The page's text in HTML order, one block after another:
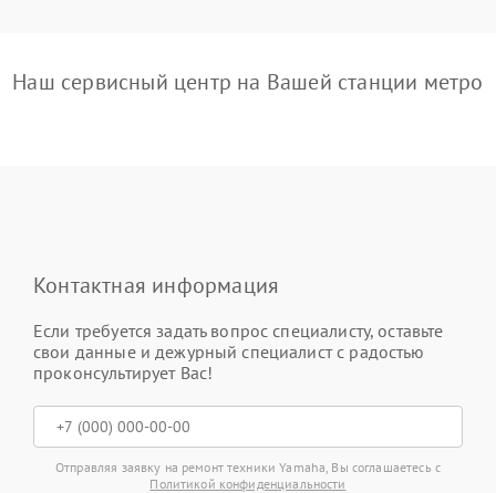
Наш сервисный центр на Вашей станции метро
Контактная информация
Если требуется задать вопрос специалисту, оставьте
свои данные и дежурный специалист с радостью
проконсультирует Вас!
Отправляя заявку на ремонт техники Yamaha, Вы соглашаетесь с
Политикой конфиденциальности